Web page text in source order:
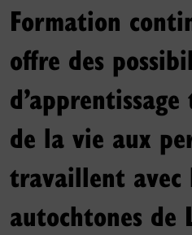
Formation
offre des
de la vie aux
travaillent avec
autochtones de